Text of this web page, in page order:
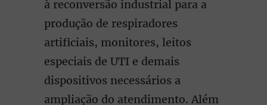
à reconversão industrial para a
produção de respiradores
artificiais, monitores, leitos
especiais de UTI e demais
dispositivos necessários a
ampliação do atendimento. Além